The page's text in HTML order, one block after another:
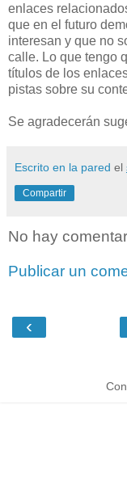
enlaces
que en el futuro
interesan y que no
calle. Lo que tengo
títulos de los
pistas sobre su
Se agradecerán
Escrito en la pared el
Compartir
No hay
Publicar un
‹